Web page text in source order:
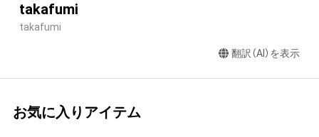
takafumi
takafumi
翻訳（AI）を表示
お気に入りアイテム